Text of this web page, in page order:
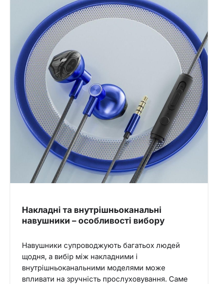
Накладні та внутрішньоканальні
навушники – особливості вибору
Навушники супроводжують багатьох людей
щодня, а вибір між накладними і
внутрішньоканальними моделями може
впливати на зручність прослуховування. Саме